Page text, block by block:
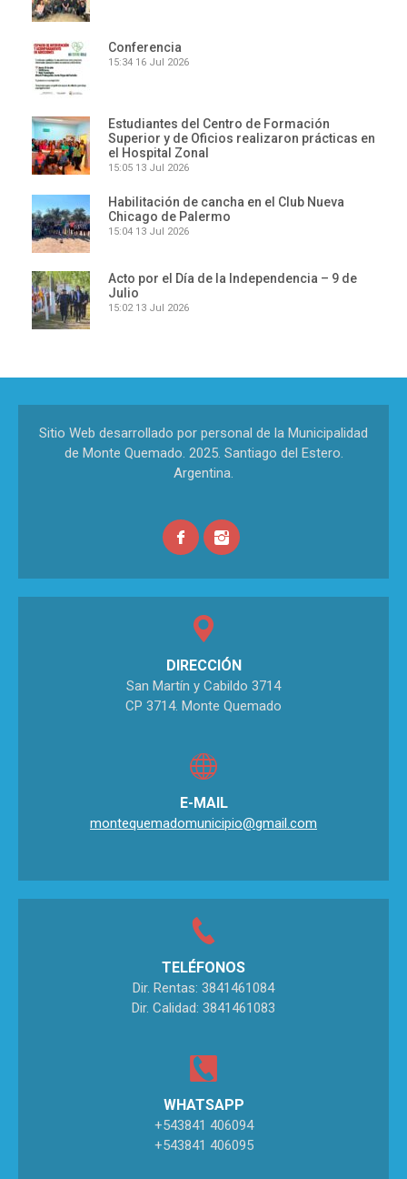
Conferencia
15:34 16 Jul 2026
Estudiantes del Centro de Formación
Superior y de Oficios realizaron prácticas en
el Hospital Zonal
15:05 13 Jul 2026
Habilitación de cancha en el Club Nueva
Chicago de Palermo
15:04 13 Jul 2026
Acto por el Día de la Independencia – 9 de
Julio
15:02 13 Jul 2026
Sitio Web desarrollado por personal de la Municipalidad
de Monte Quemado. 2025. Santiago del Estero.
Argentina.
DIRECCIÓN
San Martín y Cabildo 3714
CP 3714. Monte Quemado
E-MAIL
montequemadomunicipio@gmail.com
TELÉFONOS
Dir. Rentas: 3841461084
Dir. Calidad: 3841461083
WHATSAPP
+543841 406094
+543841 406095